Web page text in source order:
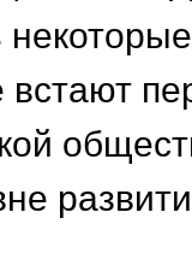
встают